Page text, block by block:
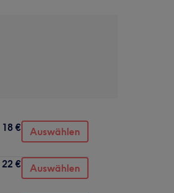
18 € Auswählen
22 € Auswählen